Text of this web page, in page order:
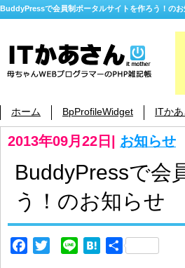
BuddyPressで会員制ポータルサイトを作ろう！の
ホーム BpProfileWidget ITか
2013年09月22日 お知らせ
BuddyPressで会
う！のお知らせ
Facebook
Twitter Line Hatena
共